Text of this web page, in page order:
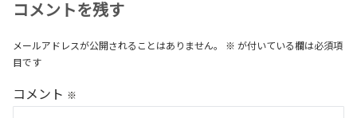
コメントを残す
メールアドレスが公開されることはありません。 ※ が付いている欄は必須項
目です
コメント ※